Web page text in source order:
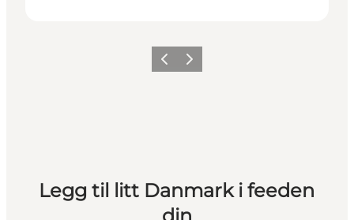
ForrigeNeste
Legg til litt Danmark i feeden
din